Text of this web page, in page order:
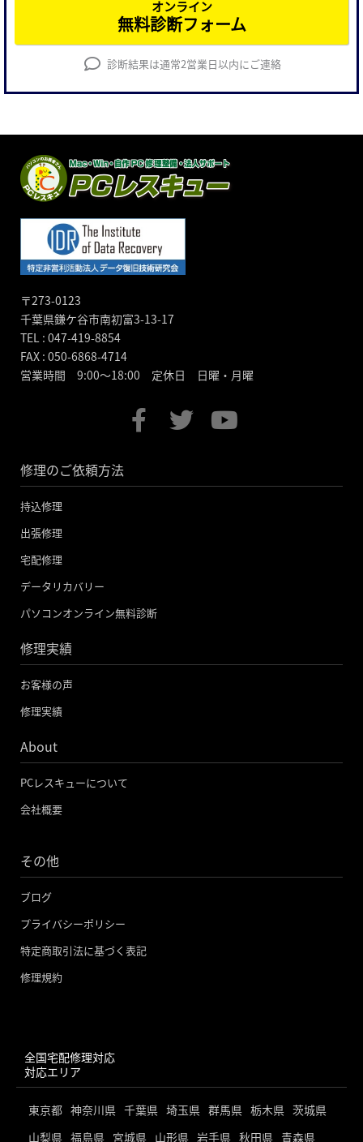
オンライン
無料診断フォーム
診断結果は通常2営業日以内にご連絡
〒273-0123
千葉県鎌ケ谷市南初富3-13-17
TEL : 047-419-8854
FAX : 050-6868-4714
営業時間 9:00～18:00 定休日 日曜・月曜
F
a
e
-
f
T
w
t
Y
o
t
修理のご依頼方法
持込修理
出張修理
宅配修理
データリカバリー
パソコンオンライン無料診断
修理実績
お客様の声
修理実績
About
PCレスキューについて
会社概要
その他
ブログ
プライバシーポリシー
特定商取引法に基づく表記
修理規約
全国宅配修理対応
対応エリア
東京都 神奈川県 千葉県 埼玉県 群馬県 栃木県 茨城県
山梨県 福島県 宮城県 山形県 岩手県 秋田県 青森県